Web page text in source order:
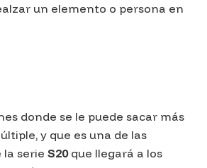
un elemento o persona en
donde se le puede sacar más
y que es una de las
serie S20que llegará a los